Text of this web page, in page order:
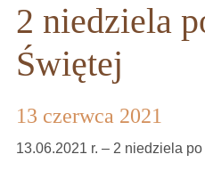
2 niedziela
Świętej
13 czerwca 2021
13.06.2021 r. – 2 niedziela